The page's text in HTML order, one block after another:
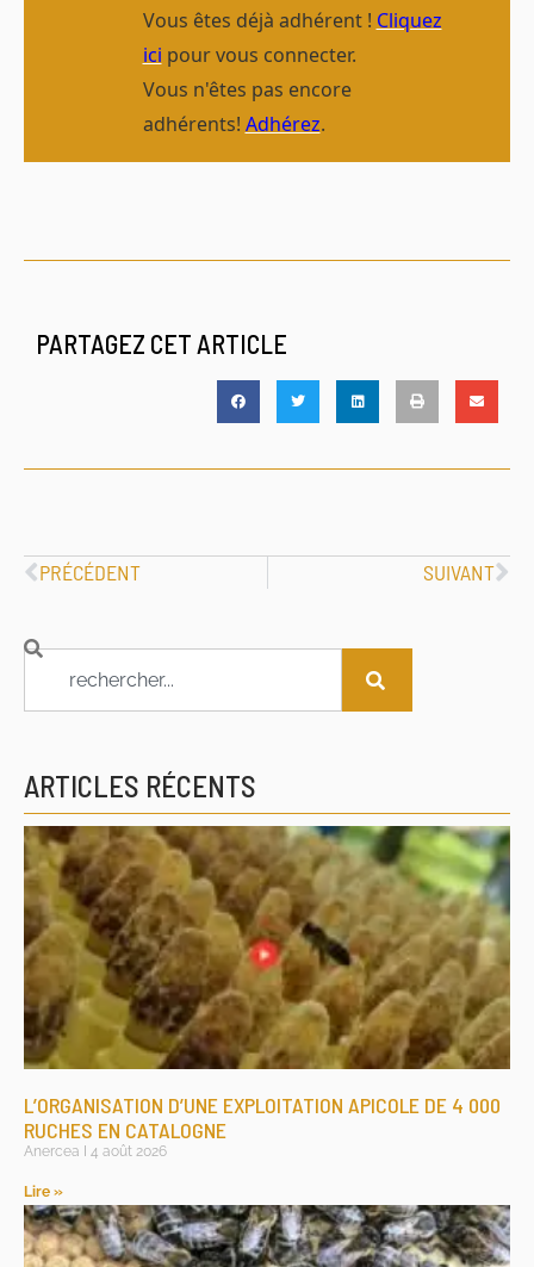
Vous êtes déjà adhérent ! Cliquez
ici pour vous connecter.
Vous n'êtes pas encore
adhérents! Adhérez.
PARTAGEZ CET ARTICLE
PRÉCÉDENT SUIVANT
ARTICLES RÉCENTS
L’ORGANISATION D’UNE EXPLOITATION APICOLE DE 4 000
RUCHES EN CATALOGNE
Anercea 4 août 2026
Lire »